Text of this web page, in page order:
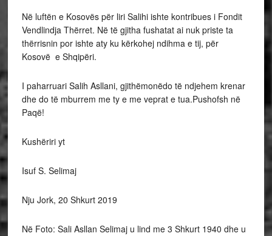
Në luftën e Kosovës për liri Salihi ishte kontribues i Fondit
Vendlindja Thërret. Në të gjitha fushatat ai nuk priste ta
thërrisnin por ishte aty ku kërkohej ndihma e tij, për
Kosovë e Shqipëri.
I paharruari Salih Asllani, gjithëmonëdo të ndjehem krenar
dhe do të mburrem me ty e me veprat e tua.Pushofsh në
Paqë!
Kushëriri yt
Isuf S. Selimaj
Nju Jork, 20 Shkurt 2019
Në Foto: Sali Asllan Selimaj u lind me 3 Shkurt 1940 dhe u